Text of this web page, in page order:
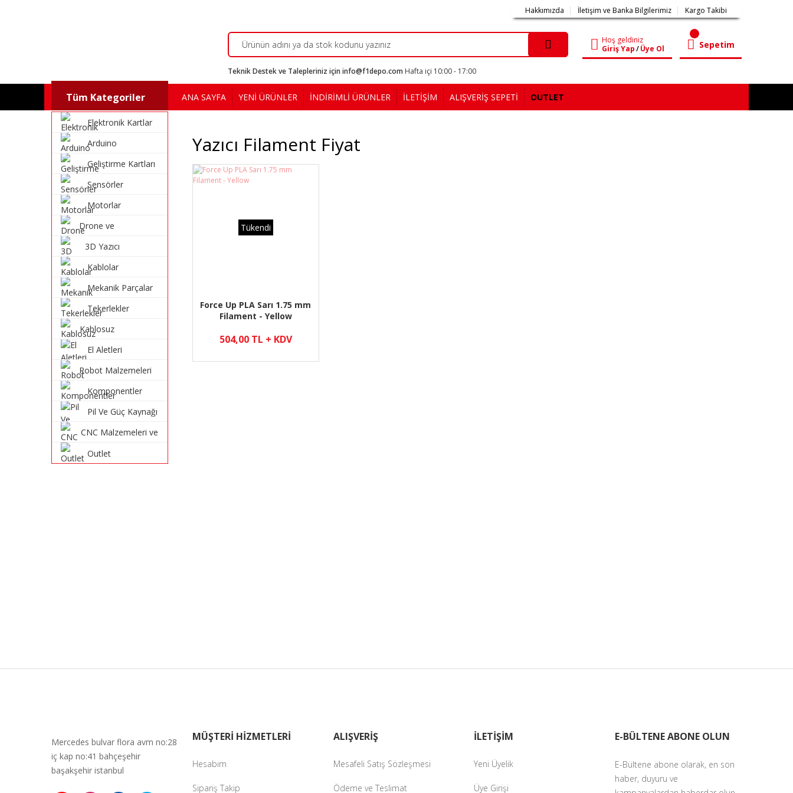
Hakkımızda İletişim ve Banka Bilgilerimiz Kargo Takibi
Hoş geldiniz
Giriş Yap/Üye Ol Sepetim
Teknik Destek ve Talepleriniz için info@f1depo.com Hafta içi 10:00 - 17:00
Tüm Kategoriler
Elektronik Kartlar
Arduino
Geliştirme Kartları
Sensörler
Motorlar
Drone ve
Malzemeleri
3D Yazıcı
Kablolar
Mekanik Parçalar
Tekerlekler
Kablosuz
Sistemleri
El Aletleri
Robot Malzemeleri
Komponentler
Pil Ve Güç Kaynağı
CNC Malzemeleri ve
Outlet
ANA SAYFA YENİ ÜRÜNLER İNDİRİMLİ ÜRÜNLER İLETİŞİM ALIŞVERİŞ SEPETİ OUTLET
Yazıcı Filament Fiyat
Tükendi
Force Up PLA Sarı 1.75 mm
Filament - Yellow
504,00 TL + KDV
Mercedes bulvar flora avm no:28
iç kap no:41 bahçeşehir
başakşehir istanbul
MÜŞTERİ HİZMETLERİ
Hesabım
Sipariş Takip
ALIŞVERİŞ
Mesafeli Satış Sözleşmesi
Ödeme ve Teslimat
İLETİŞİM
Yeni Üyelik
Üye Girişi
E-BÜLTENE ABONE OLUN
E-Bültene abone olarak, en son
haber, duyuru ve